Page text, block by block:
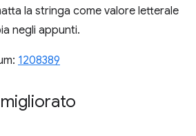
la stringa come valore letterale
negli appunti.
1208389